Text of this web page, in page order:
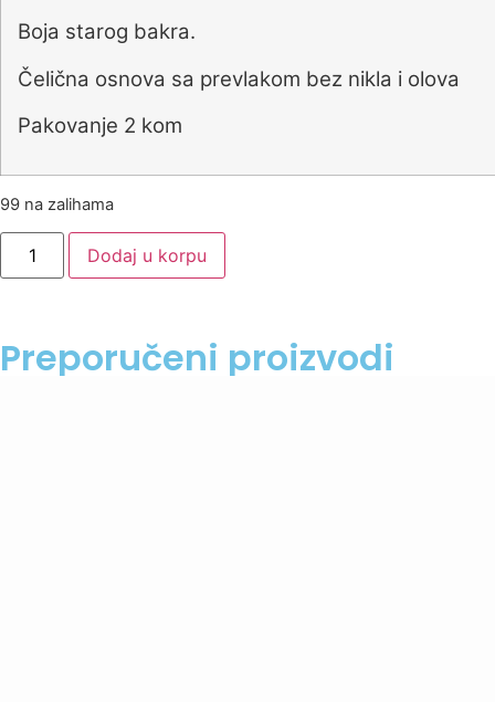
Boja starog bakra.
Čelična osnova sa prevlakom bez nikla i olova
Pakovanje 2 kom
99 na zalihama
Dodaj u korpu
Preporučeni proizvodi